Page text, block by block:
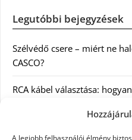
A legjobb felhasználói élmény
Legutóbbi bejegyzések
Szélvédő csere – miért ne
CASCO?
RCA kábel választása: